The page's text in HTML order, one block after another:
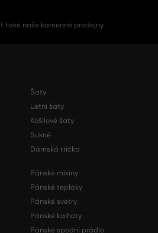
také naše kamenné prodejny.
Šaty
Letní šaty
Košilové šaty
Sukně
Dámská trička
Pánské mikiny
Pánské tepláky
Pánské svetry
Pánské kalhoty
Pánské spodní prádlo